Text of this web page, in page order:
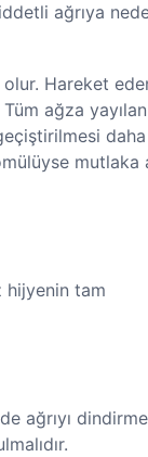
ağrıya
Hareket
ağza yayılan
mutlaka
hijyenin tam
ağrıyı